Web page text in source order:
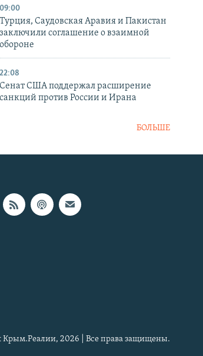
09:00
Турция, Саудовская Аравия и Пакистан
заключили соглашение о взаимной
обороне
22:08
Сенат США поддержал расширение
санкций против России и Ирана
БОЛЬШЕ
Крым.Реалии, 2026 | Все права защищены.